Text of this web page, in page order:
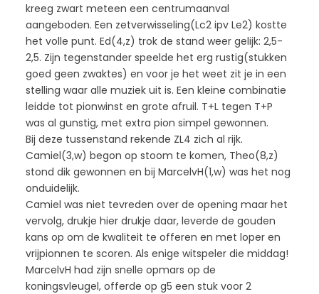
kreeg zwart meteen een centrumaanval
aangeboden. Een zetverwisseling(Lc2 ipv Le2) kostte
het volle punt. Ed(4,z) trok de stand weer gelijk: 2,5-
2,5. Zijn tegenstander speelde het erg rustig(stukken
goed geen zwaktes) en voor je het weet zit je in een
stelling waar alle muziek uit is. Een kleine combinatie
leidde tot pionwinst en grote afruil. T+L tegen T+P
was al gunstig, met extra pion simpel gewonnen.
Bij deze tussenstand rekende ZL4 zich al rijk.
Camiel(3,w) begon op stoom te komen, Theo(8,z)
stond dik gewonnen en bij MarcelvH(1,w) was het nog
onduidelijk.
Camiel was niet tevreden over de opening maar het
vervolg, drukje hier drukje daar, leverde de gouden
kans op om de kwaliteit te offeren en met loper en
vrijpionnen te scoren. Als enige witspeler die middag!
MarcelvH had zijn snelle opmars op de
koningsvleugel, offerde op g5 een stuk voor 2